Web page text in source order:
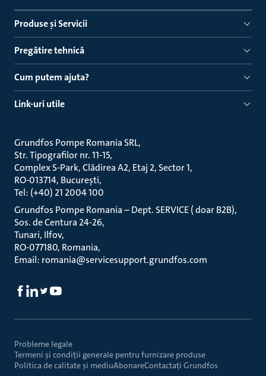
Produse ṣi Servicii
Pregătire tehnică
Cum putem ajuta?
Link-uri utile
Grundfos Pompe Romania SRL
Str. Tipografilor nr. 11-15
Complex S-Park, Clădirea A2, Etaj 2, Sector 1
RO-013714, București
Tel: (+40) 21 2004 100
Grundfos Pompe Romania – Dept. SERVICE ( doar B2B)
Sos. de Centura 24-26
Tunari, Ilfov
RO-077180, Romania
Email: romania@servicesupport.grundfos.com
Probleme legale
Termeni și condiții generale pentru furnizare produse
Politica de calitate și mediuAbonareContactaţi Grundfos